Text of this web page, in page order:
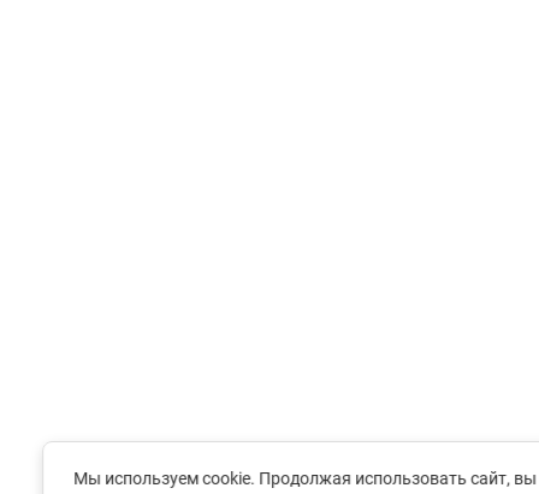
Мы используем cookie. Продолжая использовать сайт, вы